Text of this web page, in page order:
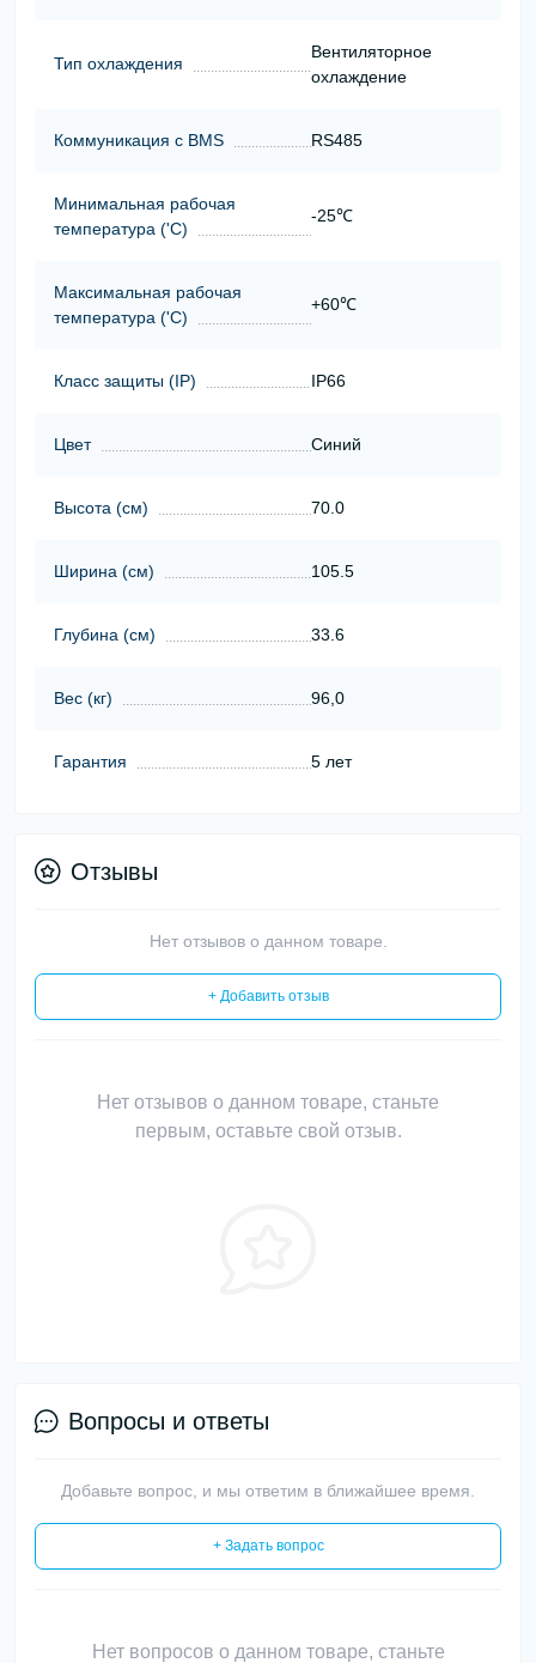
Тип охлаждения
Вентиляторное
охлаждение
Коммуникация с BMS RS485
Минимальная рабочая
температура ('С)
-25℃
Максимальная рабочая
температура ('С)
+60℃
Класс защиты (ІР) IP66
Цвет Синий
Высота (cм) 70.0
Ширина (cм) 105.5
Глубина (cм) 33.6
Вес (кг) 96,0
Гарантия 5 лет
Отзывы
Нет отзывов о данном товаре.
+ Добавить отзыв
Нет отзывов о данном товаре, станьте
первым, оставьте свой отзыв.
Вопросы и ответы
Добавьте вопрос, и мы ответим в ближайшее время.
+ Задать вопрос
Нет вопросов о данном товаре, станьте